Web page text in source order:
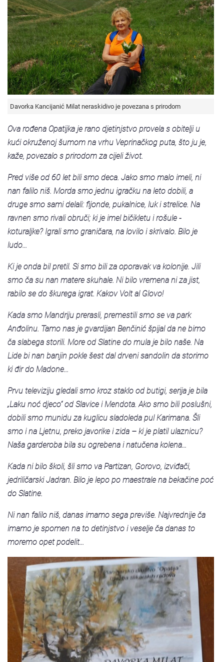
Davorka Kancijanić Milat neraskidivo je povezana s prirodom
Ova rođena Opatijka je rano djetinjstvo provela s obitelji u
kući okruženoj šumom na vrhu Veprinačkog puta, što ju je,
kaže, povezalo s prirodom za cijeli život.
Pred više od 60 let bili smo deca. Jako smo malo imeli, ni
nan falilo niš. Morda smo jednu igračku na leto dobili, a
druge smo sami delali: fijonde, pukalnice, luk i strelice. Na
ravnen smo rivali obruči; ki je imel bičikletu i rošule -
koturaljke? Igrali smo graničara, na lovilo i skrivalo. Bilo je
ludo...
Ki je onda bil pretil. Si smo bili za oporavak va kolonije. Jili
smo ča su nan matere skuhale. Ni bilo vremena ni za jist,
rabilo se do škurega igrat. Kakov Volt al Glovo!
Kada smo Mandriju prerasli, premestili smo se va park
Anđolinu. Tamo nas je gvardijan Benčinić špijal da ne bimo
ča slabega storili. More od Slatine do mula je bilo naše. Na
Lide bi nan banjin pokle šest dal drveni sandolin da storimo
ki đir do Madone...
Prvu televiziju gledali smo kroz staklo od butigi, serija je bila
„Laku noć djeco“ od Slavice i Mendota. Ako smo bili poslušni,
dobili smo munidu za kuglicu sladoleda pul Karimana. Šli
smo i na Ljetnu, preko javorike i zida – ki je platil ulaznicu?
Naša garderoba bila su ogrebena i natučena kolena...
Kada ni bilo školi, šli smo va Partizan, Gorovo, izviđači,
jedriličarski Jadran. Bilo je lepo po maestrale na bekačine poć
do Slatine.
Ni nan falilo niš, danas imamo sega previše. Najvrednije ča
imamo je spomen na to detinjstvo i veselje ča danas to
moremo opet podelit...